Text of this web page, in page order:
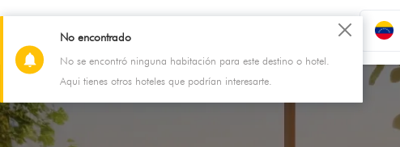
Soporte
No encontrado
No se encontró ninguna habitación para este destino o hotel.
Aqui tienes otros hoteles que podrían interesarte.